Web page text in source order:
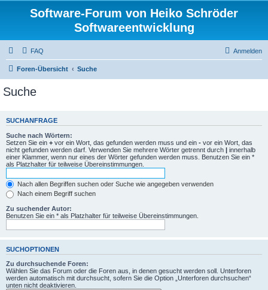
Software-Forum von Heiko Schröder
Softwareentwicklung
FAQ Anmelden
Foren-Übersicht Suche
Suche
SUCHANFRAGE
Suche nach Wörtern:
Setzen Sie ein + vor ein Wort, das gefunden werden muss und ein - vor ein Wort, das
nicht gefunden werden darf. Verwenden Sie mehrere Wörter getrennt durch | innerhalb
einer Klammer, wenn nur eines der Wörter gefunden werden muss. Benutzen Sie ein *
als Platzhalter für teilweise Übereinstimmungen.
Nach allen Begriffen suchen oder Suche wie angegeben verwenden
Nach einem Begriff suchen
Zu suchender Autor:
Benutzen Sie ein * als Platzhalter für teilweise Übereinstimmungen.
SUCHOPTIONEN
Zu durchsuchende Foren:
Wählen Sie das Forum oder die Foren aus, in denen gesucht werden soll. Unterforen
werden automatisch mit durchsucht, sofern Sie die Option „Unterforen durchsuchen“
unten nicht deaktivieren.